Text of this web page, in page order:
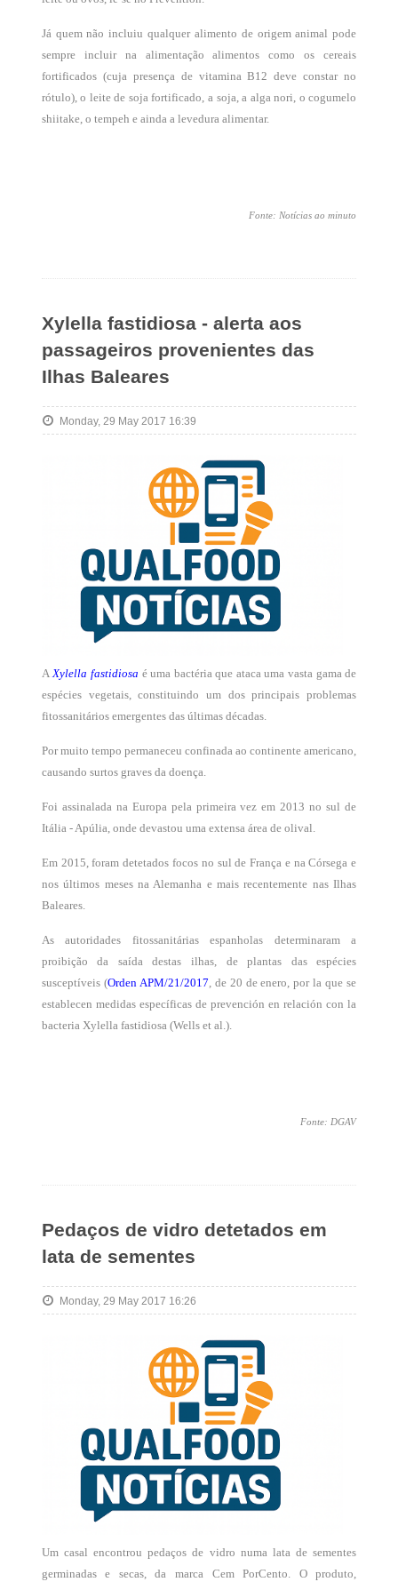
Já quem não incluiu qualquer alimento de origem animal pode
sempre incluir na alimentação alimentos como os cereais
fortificados (cuja presença de vitamina B12 deve constar no
rótulo), o leite de soja fortificado, a soja, a alga nori, o cogumelo
shiitake, o tempeh e ainda a levedura alimentar.
Fonte: Notícias ao minuto
Xylella fastidiosa - alerta aos
passageiros provenientes das
Ilhas Baleares
Monday, 29 May 2017 16:39
A Xylella fastidiosa é uma bactéria que ataca uma vasta gama de
espécies vegetais, constituindo um dos principais problemas
fitossanitários emergentes das últimas décadas.
Por muito tempo permaneceu confinada ao continente americano,
causando surtos graves da doença.
Foi assinalada na Europa pela primeira vez em 2013 no sul de
Itália - Apúlia, onde devastou uma extensa área de olival.
Em 2015, foram detetados focos no sul de França e na Córsega e
nos últimos meses na Alemanha e mais recentemente nas Ilhas
Baleares.
As autoridades fitossanitárias espanholas determinaram a
proibição da saída destas ilhas, de plantas das espécies
susceptíveis (Orden APM/21/2017 , de 20 de enero, por la que se
establecen medidas específicas de prevención en relación con la
bacteria Xylella fastidiosa (Wells et al.).
Fonte: DGAV
Pedaços de vidro detetados em
lata de sementes
Monday, 29 May 2017 16:26
Um casal encontrou pedaços de vidro numa lata de sementes
germinadas e secas, da marca Cem PorCento. O produto,